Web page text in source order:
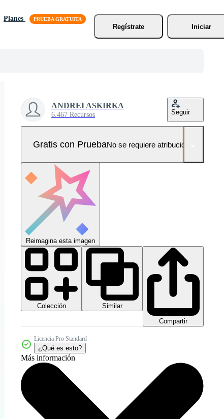
Planes
Regístrate
Iniciar
ANDREI ASKIRKA
6.467 Recursos Seguir
Gratis con PruebaNo se requiere atribución!
Reimagina esta imagen
Colección
Similar
Compartir
Licencia Pro Standard
¿Qué es esto?
Más información